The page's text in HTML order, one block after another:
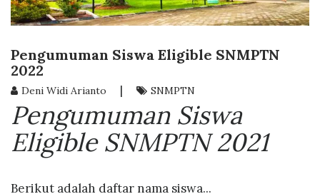
Pengumuman Siswa Eligible SNMPTN
2022
Deni Widi Arianto | SNMPTN
Pengumuman Siswa
Eligible SNMPTN 2021
Berikut adalah daftar nama siswa...